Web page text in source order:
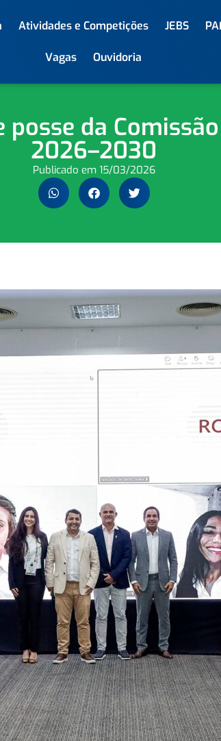
Atividades e Competições JEBS
Vagas Ouvidoria
posse da
2026–2030
Publicado em 15/03/2026